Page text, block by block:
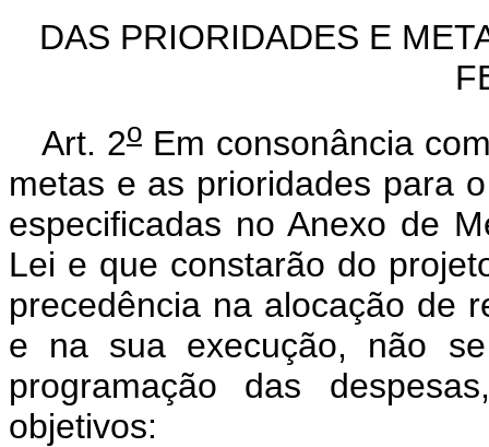
DAS PRIORIDADES E
Art. 2oEm consonância
metas e as prioridades para
especificadas no Anexo de
Lei e que constarão do
precedência na alocação de
e na sua execução, não
programação das
objetivos: